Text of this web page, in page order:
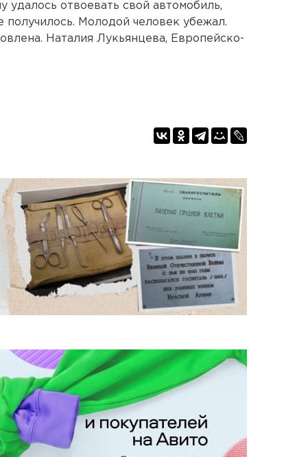
удалось отвоевать свой автомобиль,
Молодой человек убежал.
Наталия Лукьянцева, Европейско-